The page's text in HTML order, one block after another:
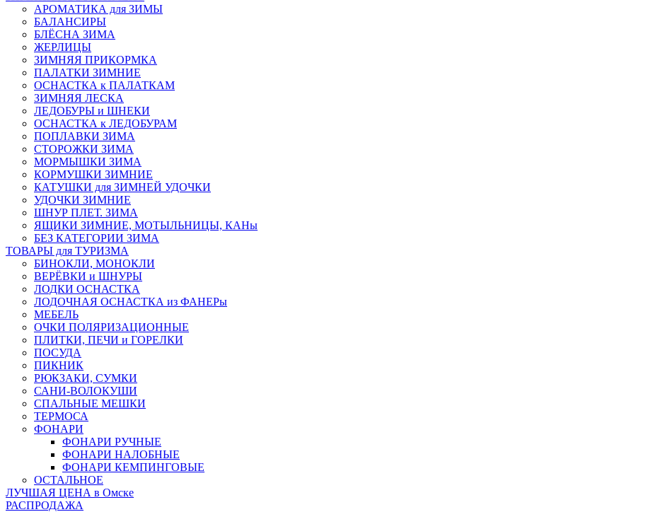
АРОМАТИКА для ЗИМЫ
БАЛАНСИРЫ
БЛЁСНА ЗИМА
ЖЕРЛИЦЫ
ЗИМНЯЯ ПРИКОРМКА
ПАЛАТКИ ЗИМНИЕ
ОСНАСТКА к ПАЛАТКАМ
ЗИМНЯЯ ЛЕСКА
ЛЕДОБУРЫ и ШНЕКИ
ОСНАСТКА к ЛЕДОБУРАМ
ПОПЛАВКИ ЗИМА
СТОРОЖКИ ЗИМА
МОРМЫШКИ ЗИМА
КОРМУШКИ ЗИМНИЕ
КАТУШКИ для ЗИМНЕЙ УДОЧКИ
УДОЧКИ ЗИМНИЕ
ШНУР ПЛЕТ. ЗИМА
ЯЩИКИ ЗИМНИЕ, МОТЫЛЬНИЦЫ, КАНы
БЕЗ КАТЕГОРИИ ЗИМА
ТОВАРЫ для ТУРИЗМА
БИНОКЛИ, МОНОКЛИ
ВЕРЁВКИ и ШНУРЫ
ЛОДКИ ОСНАСТКА
ЛОДОЧНАЯ ОСНАСТКА из ФАНЕРы
МЕБЕЛЬ
ОЧКИ ПОЛЯРИЗАЦИОННЫЕ
ПЛИТКИ, ПЕЧИ и ГОРЕЛКИ
ПОСУДА
ПИКНИК
РЮКЗАКИ, СУМКИ
САНИ-ВОЛОКУШИ
СПАЛЬНЫЕ МЕШКИ
ТЕРМОСА
ФОНАРИ
ФОНАРИ РУЧНЫЕ
ФОНАРИ НАЛОБНЫЕ
ФОНАРИ КЕМПИНГОВЫЕ
ОСТАЛЬНОЕ
ЛУЧШАЯ ЦЕНА в Омске
РАСПРОДАЖА